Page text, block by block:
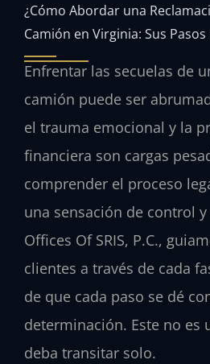
¿Cómo Abordar una
Camión en Virginia: Sus Pasos
Enfrentar las secuelas de
camión puede ser
el trauma emocional y la
financiera son cargas
comprender el proceso
una sensación de control
Offices Of SRIS, P.C.,
clientes a través de cada
de que cada paso se dé
determinación. Este no es
deba transitar solo.